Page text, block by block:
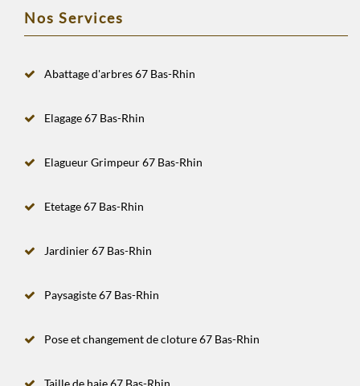
Nos Services
Abattage d'arbres 67 Bas-Rhin
Elagage 67 Bas-Rhin
Elagueur Grimpeur 67 Bas-Rhin
Etetage 67 Bas-Rhin
Jardinier 67 Bas-Rhin
Paysagiste 67 Bas-Rhin
Pose et changement de cloture 67 Bas-Rhin
Taille de haie 67 Bas-Rhin